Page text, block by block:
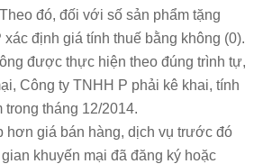
đó, đối với số sản phẩm tặng
định giá tính thuế bằng không (0).
được thực hiện theo đúng trình tự,
Công ty TNHH P phải kê khai, tính
tháng 12/2014.
giá bán hàng, dịch vụ trước đó
khuyến mại đã đăng ký hoặc